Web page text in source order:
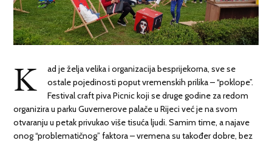
K
ad je želja velika i organizacija besprijekorna, sve se
ostale pojedinosti poput vremenskih prilika – “poklope”.
Festival craft piva Picnic koji se druge godine za redom
organizira u parku Guvernerove palače u Rijeci već je na svom
otvaranju u petak privukao više tisuća ljudi. Samim time, a najave
onog “problematičnog” faktora – vremena su također dobre, bez